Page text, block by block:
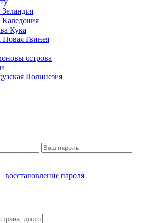
Каледония
Кука
Новая Гвинея
острова
Полинезия
восстановление пароля